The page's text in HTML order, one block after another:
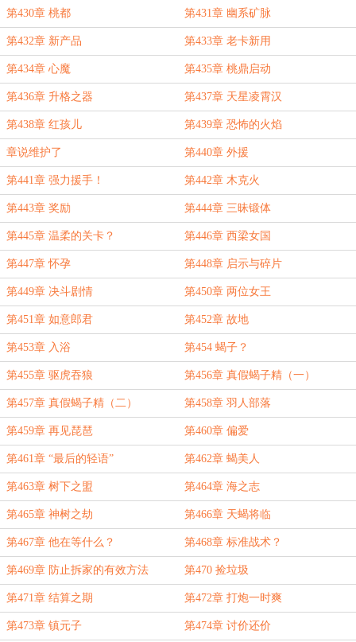
第430章 桃都 第431章 幽系矿脉
第432章 新产品 第433章 老卡新用
第434章 心魔 第435章 桃鼎启动
第436章 升格之器 第437章 天星凌霄汉
第438章 红孩儿 第439章 恐怖的火焰
章说维护了 第440章 外援
第441章 强力援手！ 第442章 木克火
第443章 奖励 第444章 三昧锻体
第445章 温柔的关卡？ 第446章 西梁女国
第447章 怀孕 第448章 启示与碎片
第449章 决斗剧情 第450章 两位女王
第451章 如意郎君 第452章 故地
第453章 入浴 第454 蝎子？
第455章 驱虎吞狼 第456章 真假蝎子精（一）
第457章 真假蝎子精（二） 第458章 羽人部落
第459章 再见琵琶 第460章 偏爱
第461章 “最后的轻语” 第462章 蝎美人
第463章 树下之盟 第464章 海之志
第465章 神树之劫 第466章 天蝎将临
第467章 他在等什么？ 第468章 标准战术？
第469章 防止拆家的有效方法 第470 捡垃圾
第471章 结算之期 第472章 打炮一时爽
第473章 镇元子 第474章 讨价还价